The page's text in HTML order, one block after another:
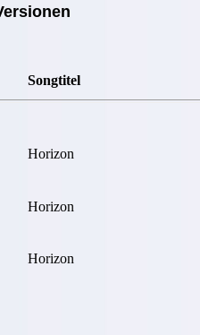
Songtitel
Horizon
Horizon
Horizon